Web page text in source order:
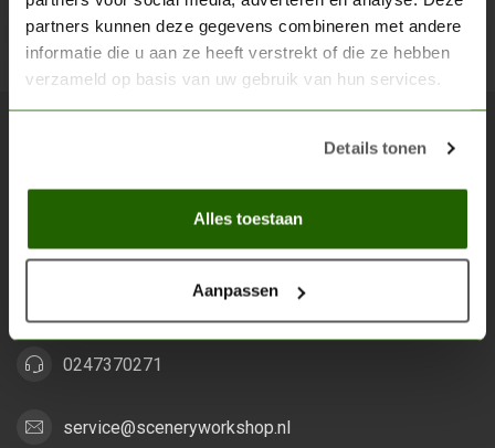
partners kunnen deze gegevens combineren met andere
informatie die u aan ze heeft verstrekt of die ze hebben
verzameld op basis van uw gebruik van hun services.
Details tonen
Alles toestaan
Aanpassen
Alles voor je miniature wargaming en scenery
Grootstalselaan 46
0247370271
service@sceneryworkshop.nl